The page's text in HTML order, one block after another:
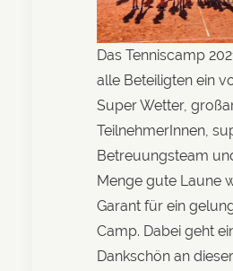
Das Tenniscamp
alle Beteiligten ein
Super Wetter,
TeilnehmerInnen,
Betreuungsteam
Menge gute Laune
Garant für ein
Camp. Dabei geht
Dankschön an